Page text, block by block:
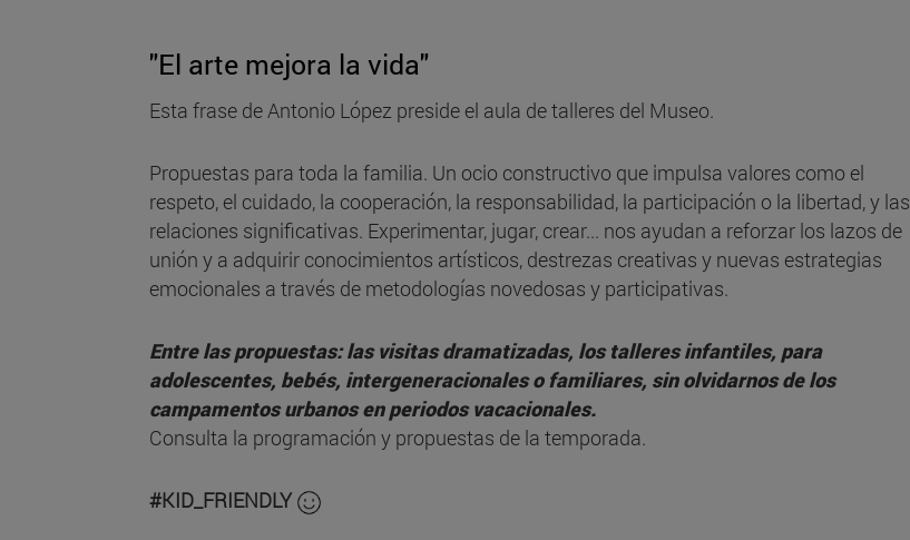
"El arte mejora la vida"
Esta frase de Antonio López preside el aula de talleres del Museo.
Propuestas para toda la familia. Un ocio constructivo que impulsa valores como el
respeto, el cuidado, la cooperación, la responsabilidad, la participación o la libertad, y las
relaciones significativas. Experimentar, jugar, crear... nos ayudan a reforzar los lazos de
unión y a adquirir conocimientos artísticos, destrezas creativas y nuevas estrategias
emocionales a través de metodologías novedosas y participativas.
Entre las propuestas: las visitas dramatizadas, los talleres infantiles, para
adolescentes, bebés, intergeneracionales o familiares, sin olvidarnos de los
campamentos urbanos en periodos vacacionales.
Consulta la programación y propuestas de la temporada.
#KID_FRIENDLY